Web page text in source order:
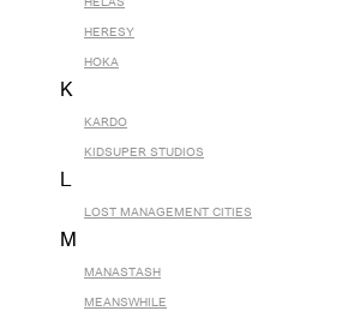
HERESY
HOKA
K
KARDO
KIDSUPER STUDIOS
L
LOST MANAGEMENT CITIES
M
MANASTASH
MEANSWHILE